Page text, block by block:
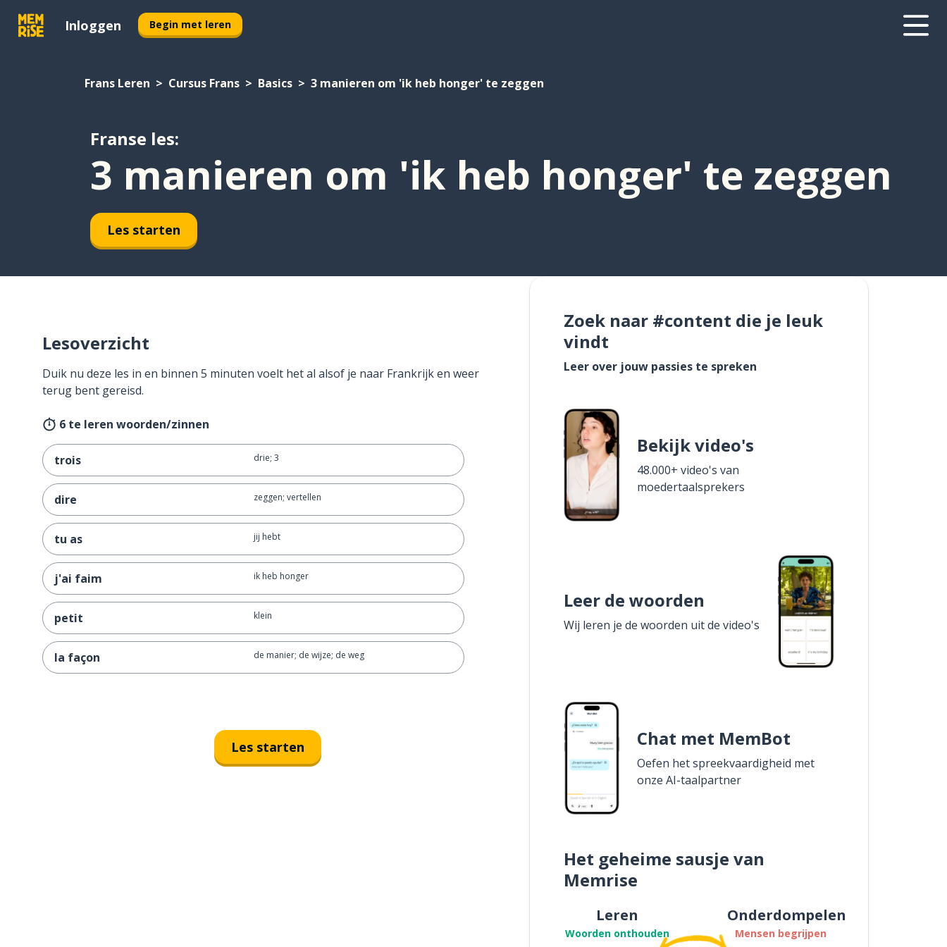
Inloggen Begin met leren
Frans Leren Cursus Frans Basics 3 manieren om 'ik heb honger' te zeggen
Franse les:
3 manieren om 'ik heb honger' te zeggen
Les starten
Lesoverzicht
Duik nu deze les in en binnen 5 minuten voelt het al alsof je naar Frankrijk en weer
terug bent gereisd.
6 te leren woorden/zinnen
trois drie; 3
dire zeggen; vertellen
tu as jij hebt
j'ai faim ik heb honger
petit klein
la façon de manier; de wijze; de weg
Les starten
Zoek naar #content die je leuk
vindt
Leer over jouw passies te spreken
Bekijk video's
48.000+ video's van
moedertaalsprekers
Leer de woorden
Wij leren je de woorden uit de video's
Chat met MemBot
Oefen het spreekvaardigheid met
onze AI-taalpartner
Het geheime sausje van
Memrise
Leren
Woorden onthouden
Onderdompelen
Mensen begrijpen